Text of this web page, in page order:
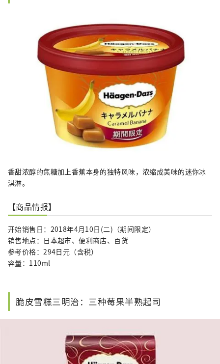
香甜浓醇的焦糖加上香蕉本身的独特风味，浓缩成美味的迷你冰
淇淋。
【商品情报】
开始销售日：2018年4月10日(二)（期间限定）
销售地点：日本超市、便利商店、百货
参考价格：294日元（含税）
容量：110ml
脆皮雪糕三明治：三种莓果半熟起司